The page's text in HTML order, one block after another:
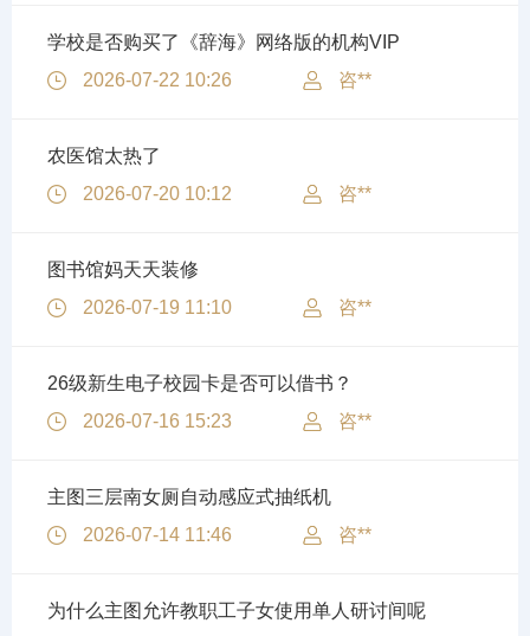
学校是否购买了《辞海》网络版的机构VIP
2026-07-22 10:26
咨**
农医馆太热了
2026-07-20 10:12
咨**
图书馆妈天天装修
2026-07-19 11:10
咨**
26级新生电子校园卡是否可以借书？
2026-07-16 15:23
咨**
主图三层南女厕自动感应式抽纸机
2026-07-14 11:46
咨**
为什么主图允许教职工子女使用单人研讨间呢